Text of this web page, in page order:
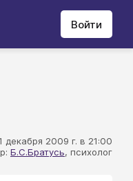
Войти
декабря 2009 г. в 21:00
Б.С.Братусь, психолог